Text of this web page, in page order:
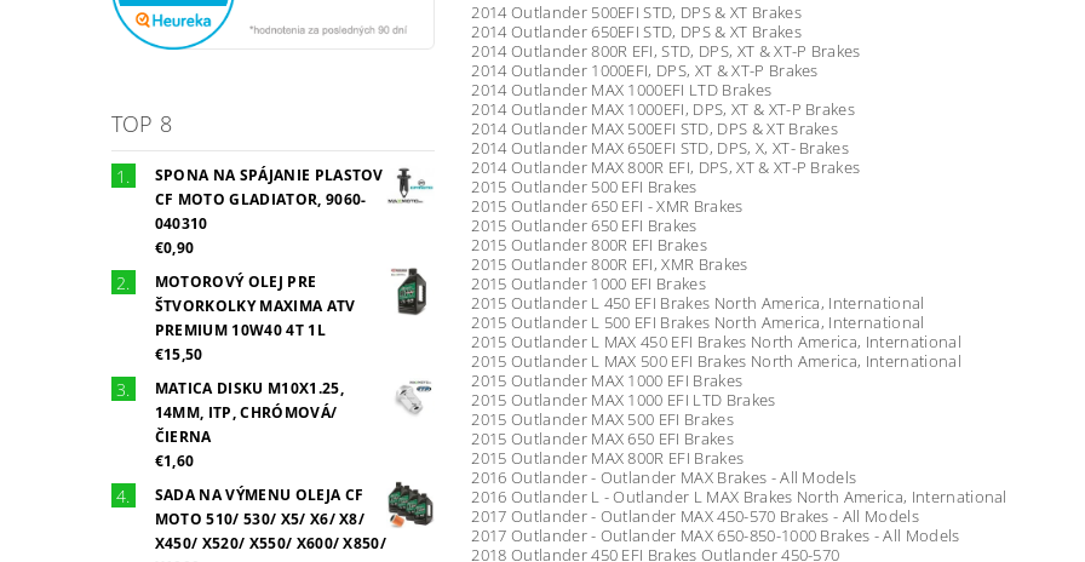
TOP 8
SPONA NA SPÁJANIE PLASTOV
CF MOTO GLADIATOR, 9060-
040310
€0,90
MOTOROVÝ OLEJ PRE
ŠTVORKOLKY MAXIMA ATV
PREMIUM 10W40 4T 1L
€15,50
MATICA DISKU M10X1.25,
14MM, ITP, CHRÓMOVÁ/
ČIERNA
€1,60
SADA NA VÝMENU OLEJA CF
MOTO 510/ 530/ X5/ X6/ X8/
X450/ X520/ X550/ X600/ X850/
2014 Outlander 500EFI STD, DPS & XT Brakes
2014 Outlander 650EFI STD, DPS & XT Brakes
2014 Outlander 800R EFI, STD, DPS, XT & XT-P Brakes
2014 Outlander 1000EFI, DPS, XT & XT-P Brakes
2014 Outlander MAX 1000EFI LTD Brakes
2014 Outlander MAX 1000EFI, DPS, XT & XT-P Brakes
2014 Outlander MAX 500EFI STD, DPS & XT Brakes
2014 Outlander MAX 650EFI STD, DPS, X, XT- Brakes
2014 Outlander MAX 800R EFI, DPS, XT & XT-P Brakes
2015 Outlander 500 EFI Brakes
2015 Outlander 650 EFI - XMR Brakes
2015 Outlander 650 EFI Brakes
2015 Outlander 800R EFI Brakes
2015 Outlander 800R EFI, XMR Brakes
2015 Outlander 1000 EFI Brakes
2015 Outlander L 450 EFI Brakes North America, International
2015 Outlander L 500 EFI Brakes North America, International
2015 Outlander L MAX 450 EFI Brakes North America, International
2015 Outlander L MAX 500 EFI Brakes North America, International
2015 Outlander MAX 1000 EFI Brakes
2015 Outlander MAX 1000 EFI LTD Brakes
2015 Outlander MAX 500 EFI Brakes
2015 Outlander MAX 650 EFI Brakes
2015 Outlander MAX 800R EFI Brakes
2016 Outlander - Outlander MAX Brakes - All Models
2016 Outlander L - Outlander L MAX Brakes North America, International
2017 Outlander - Outlander MAX 450-570 Brakes - All Models
2017 Outlander - Outlander MAX 650-850-1000 Brakes - All Models
2018 Outlander 450 EFI Brakes Outlander 450-570